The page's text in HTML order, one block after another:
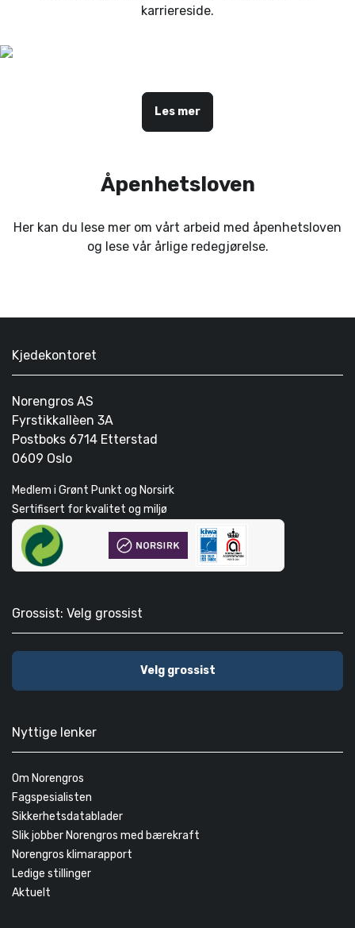
karriereside.
Les mer
Åpenhetsloven
Her kan du lese mer om vårt arbeid med åpenhetsloven
og lese vår årlige redegjørelse.
Kjedekontoret
Norengros AS
Fyrstikkallèen 3A
Postboks 6714 Etterstad
0609 Oslo
Medlem i Grønt Punkt og Norsirk
Sertifisert for kvalitet og miljø
Grossist: Velg grossist
Velg grossist
Nyttige lenker
Om Norengros
Fagspesialisten
Sikkerhetsdatablader
Slik jobber Norengros med bærekraft
Norengros klimarapport
Ledige stillinger
Aktuelt